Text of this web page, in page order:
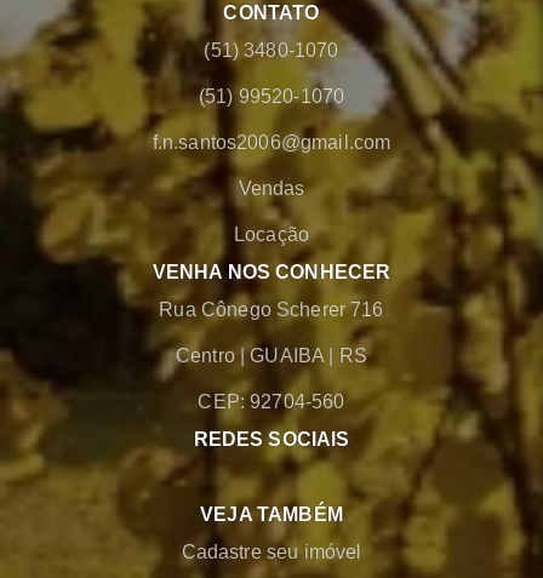
CONTATO
(51) 3480-1070
(51) 99520-1070
f.n.santos2006@gmail.com
Vendas
Locação
VENHA NOS CONHECER
Rua Cônego Scherer 716
Centro |GUAIBA RS
CEP: 92704-560
REDES SOCIAIS
VEJA TAMBÉM
Cadastre seu imóvel